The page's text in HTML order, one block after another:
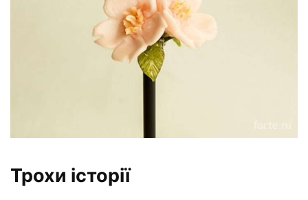
Трохи історії